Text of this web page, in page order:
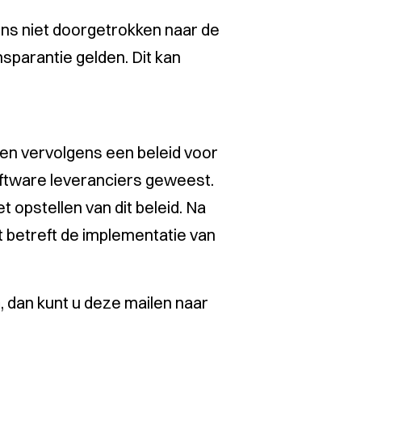
niet doorgetrokken naar de
gelden. Dit kan
vervolgens een beleid voor
leveranciers geweest.
opstellen van dit beleid. Na
betreft de implementatie van
kunt u deze mailen naar